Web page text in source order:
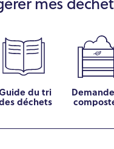
du tri
déchets